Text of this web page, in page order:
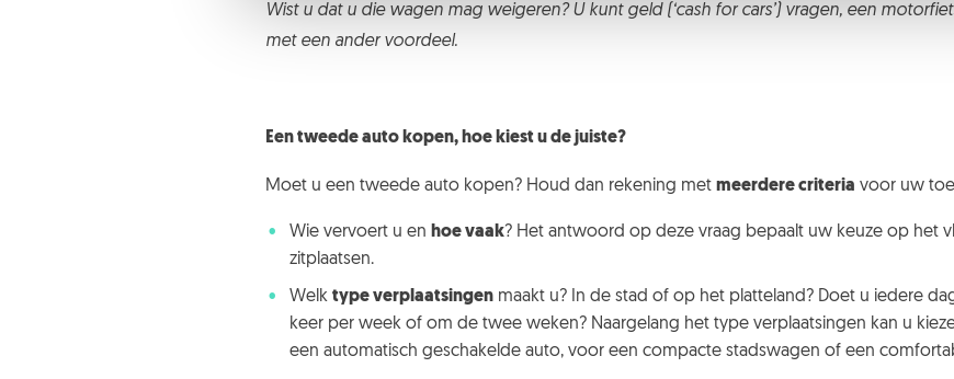
Wist u dat u die wagen mag weigeren? U kunt geld (‘cash for cars’) vragen, een
met een ander voordeel.
Een tweede auto kopen, hoe kiest u de juiste?
Moet u een tweede auto kopen? Houd dan rekening met meerdere criteria voor uw
Wie vervoert u en hoe vaak? Het antwoord op deze vraag bepaalt uw keuze op het
zitplaatsen.
Welktype verplaatsingen maakt u? In de stad of op het platteland? Doet u iedere
keer per week of om de twee weken? Naargelang het type verplaatsingen kan u
een automatisch geschakelde auto, voor een compacte stadswagen of een